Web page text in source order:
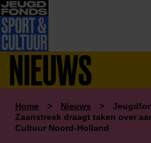
NIEUWS
Home > Nieuws >
Zaanstreek draagt taken over
Cultuur Noord-Holland